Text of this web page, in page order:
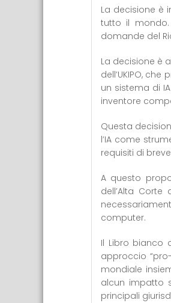
La decisione è
tutto il mondo.
domande del
La decisione è
dell’UKIPO,
un sistema di
inventore
Questa
l’IA come
requisiti di
A questo
dell’Alta
computer.
Il Libro bianco
approccio
mondiale
alcun impatto
principali